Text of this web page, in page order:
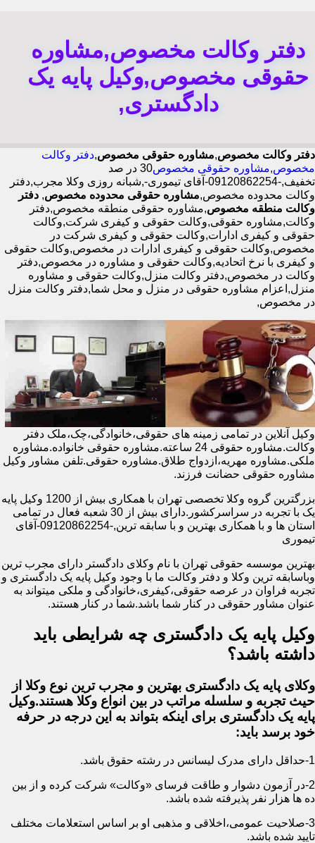
دفتر وکالت مخصوص,مشاوره
حقوقی مخصوص,وکیل پایه یک
دادگستری,
دفتر وکالت مخصوص,مشاوره حقوقی مخصوص,دفتر وکالت
مخصوص,مشاوره حقوقی مخصوص
30 در صد
تخفیف,-09120862254-آقای تیموری-,شبانه روزی وکلا مجرب,دفتر
وکالت محدوده مخصوص,مشاوره حقوقی محدوده مخصوص, دفتر
وکالت منطقه مخصوص,مشاوره حقوقی منطقه مخصوص,دفتر
وکالت,مشاوره حقوقی,وکالت حقوقی و کیفری شرکت,وکالت
حقوقی و کیفری ادارات,وکالت حقوقی و کیفری شرکت در
مخصوص,وکالت حقوقی و کیفری ادارات در مخصوص,وکالت حقوقی
و کیفری با نرخ اتحادیه,وکالت حقوقی و مشاوره در مخصوص,دفتر
وکالت در مخصوص,دفتر وکالت منزل,وکالت حقوقی و مشاوره
منزل,اعزام مشاوره حقوقی در منزل و محل شما,دفتر وکالت منزل
در مخصوص,
وکیل آنلاین در تمامی زمینه های حقوقی،خانوادگی،چک،ملک دفتر
وکالت.مشاوره حقوقی 24 ساعته.مشاوره حقوقی خانواده.مشاوره
ملکی.مشاوره مهریه،ازدواج طلاق.مشاوره حقوقی.تلفن مشاور وکیل
مشاوره حقوقی حضانت فرزند.
بزرگترین گروه وکلا تخصصی تهران با همکاری بیش از 1200 وکیل پایه
یک با تجربه در سراسرکشور.دارای بیش از 30 شعبه فعال در تمامی
استان ها و با همکاری بهترین و با سابقه ترین,-09120862254-آقای
تیموری
بهترین موسسه حقوقی تهران با نام وکلای دادگستر دارای مجرب ترین
وباسابقه ترین وکلا و دفتر وکالت ما با وجود وکیل پایه یک دادگستری و
تجربه فراوان در عرصه حقوقی،کیفری،خانوادگی و ملکی میتواند به
عنوان مشاور حقوقی در کنار شما باشد.شما در کنار هستند.
وکیل پایه یک دادگستری چه شرایطی باید
داشته باشد؟
وکلای پایه یک دادگستری بهترین و مجرب ترین نوع وکلا از
حیث تجربه و سلسله مراتب در بین انواع وکلا هستند.وکیل
پایه یک دادگستری برای اینکه بتواند به این درجه در حرفه
خود برسد باید:
1-حداقل دارای مدرک لیسانس در رشته حقوق باشد.
2-در آزمون دشوار و طاقت فرسای «وکالت» شرکت کرده و از بین
ده ها هزار نفر پذیرفته شده باشد.
3-صلاحیت عمومی،اخلاقی و مذهبی او بر اساس استعلامات مختلف
تایید شده باشد.